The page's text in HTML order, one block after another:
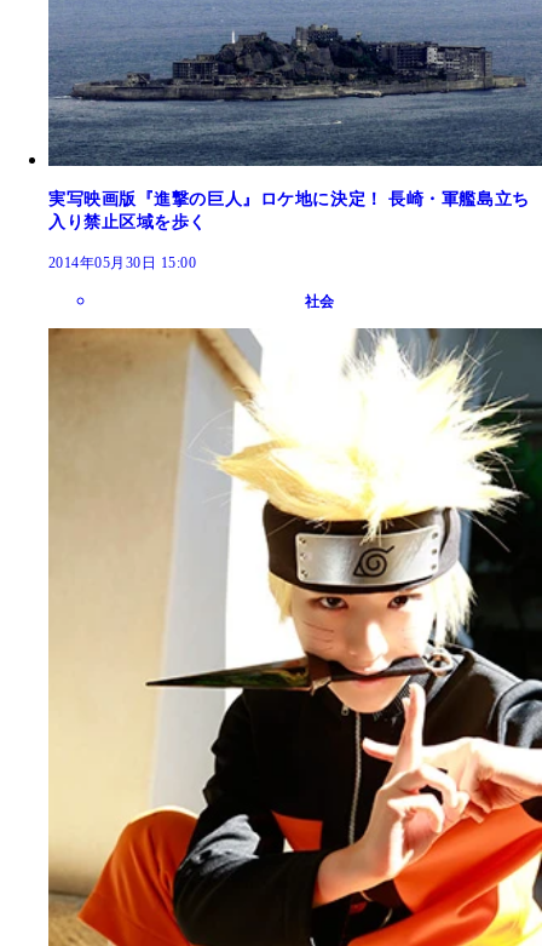
実写映画版『進撃の巨人』ロケ地に決定！ 長崎・軍艦島立ち
入り禁止区域を歩く
2014年05月30日 15:00
社会